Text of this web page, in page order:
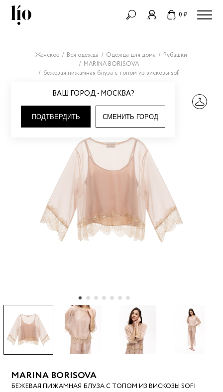
0 ₽
ВАШ ГОРОД - МОСКВА?
ПОДТВЕРДИТЬ СМЕНИТЬ ГОРОД
Женское Вся одежда Одежда для дома
Рубашки
MARINA BORISOVA
бежевая пижамная блуза с топом из вискозы sofi
MARINA BORISOVA
БЕЖЕВАЯ ПИЖАМНАЯ БЛУЗА С ТОПОМ ИЗ ВИСКОЗЫ SOFI